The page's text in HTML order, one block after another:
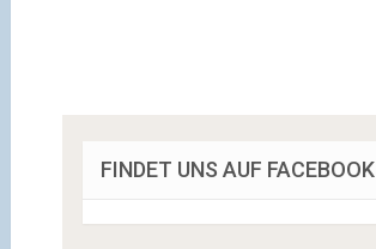
FINDET UNS AUF FACEBOOK